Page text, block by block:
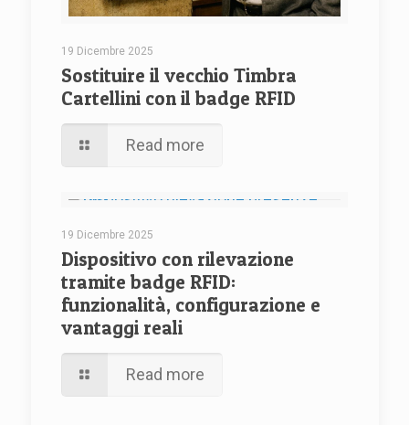
19 Dicembre 2025
Sostituire il vecchio Timbra
Cartellini con il badge RFID
Read more
19 Dicembre 2025
Dispositivo con rilevazione
tramite badge RFID:
funzionalità, configurazione e
vantaggi reali
Read more